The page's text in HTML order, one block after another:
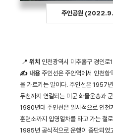
주인공원
📍 위치 인천광역시 미추홀구 경인
✍ 내용 주인선은 주안역에서 인천항
을 가르키는 말이다. 주인선은 1957
두천까지 연결되는 미군 화물운송과
1980년대 주인선은 일시적으로 인천
훈련소까지 입영열차를 타고 가는 철
1985년 공식적으로 운행이 중단되었